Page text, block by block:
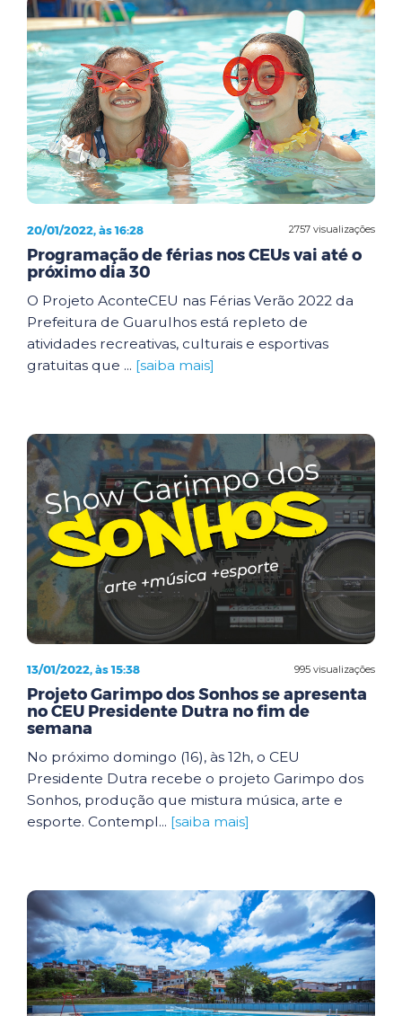
2757 visualizações
20/01/2022, às 16:28
Programação de férias nos CEUs vai até o
próximo dia 30
O Projeto AconteCEU nas Férias Verão 2022 da
Prefeitura de Guarulhos está repleto de
atividades recreativas, culturais e esportivas
gratuitas que ... [saiba mais]
995 visualizações
13/01/2022, às 15:38
Projeto Garimpo dos Sonhos se apresenta
no CEU Presidente Dutra no fim de
semana
No próximo domingo (16), às 12h, o CEU
Presidente Dutra recebe o projeto Garimpo dos
Sonhos, produção que mistura música, arte e
esporte. Contempl... [saiba mais]